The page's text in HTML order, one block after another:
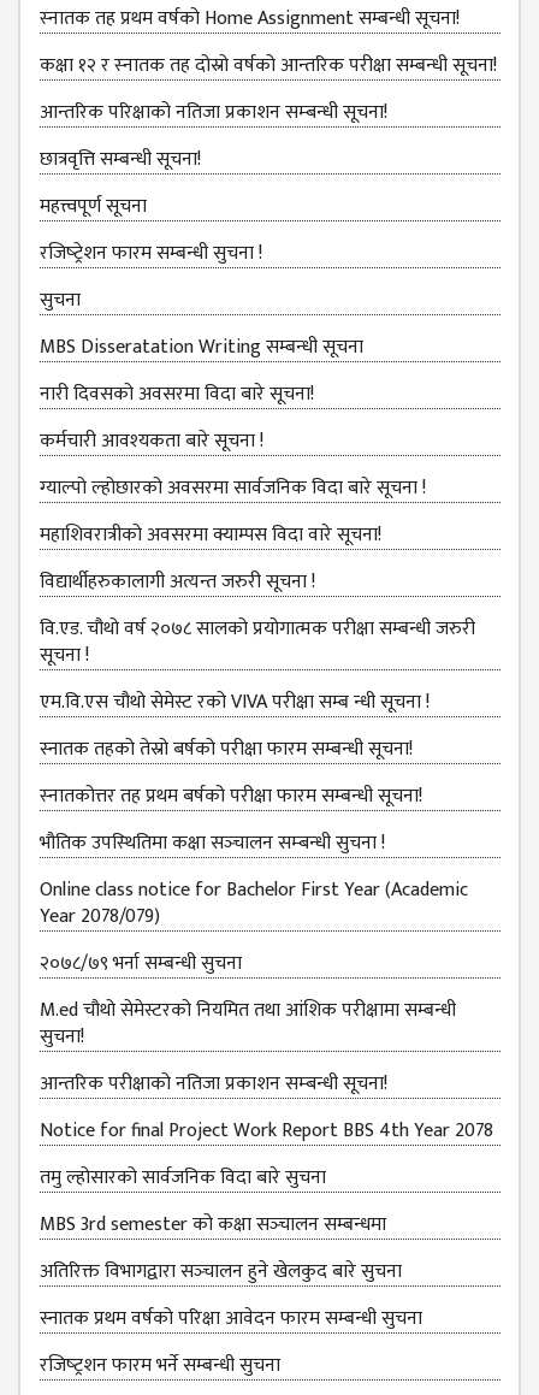
JOURNAL &
BULLETIN
BROCHURE
PROSPECTUS
CURRICULUM &
SYLLABUS
MANAGEMENT(BBS)
BBS FIRST YEAR
BBS SECOND YEAR
BBS THIRD YEAR
BBS FOURTH YEAR
HUMANITIES (BA)
BA FIRST YEAR
BA SECOND YEAR
BA THIRD YEAR
BA FOURTH YEAR
EDUCATION(B.ED)
B.ED FIRST YEAR
B.ED SECOND YEAR
B.ED THIRD YEAR
B.ED FOURTH YEAR
ONE YEAR B.ED
EDUCATION(M.ED)
M.ED FIRST
SEMESTERS
M.ED SECOND
SEMESTERS
M.ED THIRD
SEMESTERS
M.ED FOURTH
SEMESTERS
MANAGEMENT
(MBS)
स्‍नातक तह प्रथम वर्षको Home Assignment सम्बन्धी सूचना!
कक्षा १२ र स्‍नातक तह दोस्रो वर्षको आन्‍तरिक परीक्षा सम्बन्‍धी सूचना!
आन्‍तरिक परिक्षाको नतिजा प्रकाशन सम्‍बन्‍धी सूचना!
छात्रवृत्ति सम्बन्‍धी सूचना!
महत्त्वपूर्ण सूचना
रजिष्‍ट्रेशन फारम सम्बन्धी सुचना !
सुचना
MBS Disseratation Writing सम्बन्‍धी सूचना
नारी दिवसको अवसरमा विदा बारे सूचना!
कर्मचारी आवश्‍यकता बारे सूचना !
ग्‍याल्‍पो ल्‍होछारको अवसरमा सार्वजनिक विदा बारे सूचना !
महाशिवरात्रीको अवसरमा क्याम्पस विदा वारे सूचना!
विद्यार्थीहरुकालागी अत्यन्त जरुरी सूचना !
वि.एड. चौथो वर्ष २०७८ सालको प्रयोगात्मक परीक्षा सम्बन्धी जरुरी
सूचना !
एम.वि.एस चौथो सेमेस्ट रको VIVA परीक्षा सम्ब न्धी सूचना !
स्नातक तहको तेस्रो बर्षको परीक्षा फारम सम्बन्‍धी सूचना!
स्‍नातकोत्तर तह प्रथम बर्षको परीक्षा फारम सम्बन्‍धी सूचना!
भौतिक उपस्‍थितिमा कक्षा सञ्‍चालन सम्‍बन्‍धी सुचना !
Online class notice for Bachelor First Year (Academic
Year 2078/079)
२०७८/७९ भर्ना सम्बन्धी सुचना
M.ed चौथो सेमेस्टरको नियमित तथा आंशिक परीक्षामा सम्बन्धी
सुचना!
आन्‍तरिक परीक्षाको नतिजा प्रकाशन सम्‍बन्धी सूचना!
Notice for final Project Work Report BBS 4th Year 2078
तमु ल्होसारको सार्वजनिक विदा बारे सुचना
MBS 3rd semester को कक्षा सञ्‍चालन सम्बन्धमा
अतिरिक्त विभागद्वारा सञ्‍चालन हुने खेलकुद बारे सुचना
स्नातक प्रथम वर्षको परिक्षा आवेदन फारम सम्बन्धी सुचना
रजिष्‍ट्रशन फारम भर्ने सम्बन्धी सुचना